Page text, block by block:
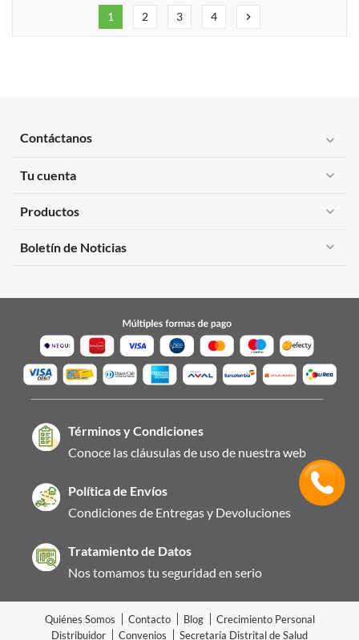
1 2 3 4 chevron_right
Contáctanos expand_more
Tu cuenta expand_more
Productos expand_more
Boletín de Noticias expand_more
Términos y Condiciones
Conoce las cláusulas de uso de nuestra web
Política de Envíos
Condiciones de Entregas y Devoluciones
Tratamiento de Datos
Nos tomamos tu seguridad en serio
Quiénes Somos Contacto Blog
Crecimiento Personal
Distribuidor
Convenios Secretaría Distrital de Salud